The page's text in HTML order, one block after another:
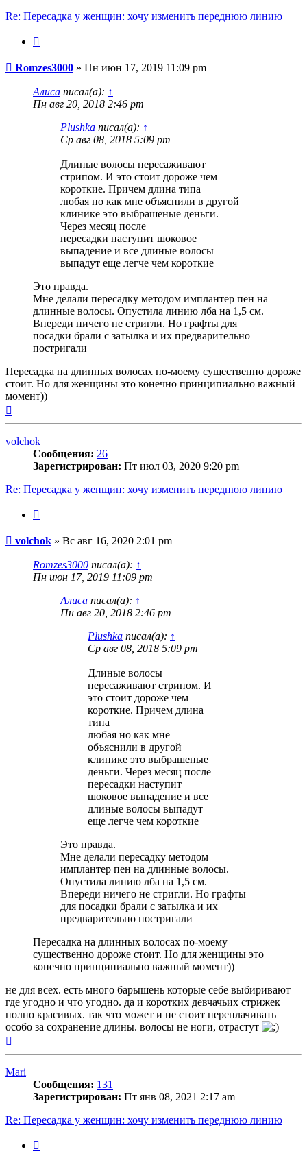
Re: Пересадка у женщин: хочу изменить переднюю линию
Сообщение
Romzes3000 » Пн июн 17, 2019 11:09 pm
Алиса писал(а): ↑
Пн авг 20, 2018 2:46 pm
Plushka писал(а): ↑
Ср авг 08, 2018 5:09 pm
Длиные волосы пересаживают
стрипом. И это стоит дороже чем
короткие. Причем длина типа
любая но как мне объяснили в другой
клинике это выбрашеные деньги.
Через месяц после
пересадки наступит шоковое
выпадение и все длиные волосы
выпадут еще легче чем короткие
Это правда.
Мне делали пересадку методом имплантер пен на
длинные волосы. Опустила линию лба на 1,5 см.
Впереди ничего не стригли. Но графты для
посадки брали с затылка и их предварительно
постригали
Пересадка на длинных волосах по-моему существенно дороже
стоит. Но для женщины это конечно принципиально важный
момент))
volchok
Сообщения: 26
Зарегистрирован: Пт июл 03, 2020 9:20 pm
Re: Пересадка у женщин: хочу изменить переднюю линию
Сообщение
volchok » Вс авг 16, 2020 2:01 pm
Romzes3000 писал(а): ↑
Пн июн 17, 2019 11:09 pm
Алиса писал(а): ↑
Пн авг 20, 2018 2:46 pm
Plushka писал(а): ↑
Ср авг 08, 2018 5:09 pm
Длиные волосы
пересаживают стрипом. И
это стоит дороже чем
короткие. Причем длина
типа
любая но как мне
объяснили в другой
клинике это выбрашеные
деньги. Через месяц после
пересадки наступит
шоковое выпадение и все
длиные волосы выпадут
еще легче чем короткие
Это правда.
Мне делали пересадку методом
имплантер пен на длинные волосы.
Опустила линию лба на 1,5 см.
Впереди ничего не стригли. Но графты
для посадки брали с затылка и их
предварительно постригали
Пересадка на длинных волосах по-моему
существенно дороже стоит. Но для женщины это
конечно принципиально важный момент))
не для всех. есть много барышень которые себе выбиривают
где угодно и что угодно. да и коротких девчачьих стрижек
полно красивых. так что может и не стоит переплачивать
особо за сохранение длины. волосы не ноги, отрастут
Mari
Сообщения: 131
Зарегистрирован: Пт янв 08, 2021 2:17 am
Re: Пересадка у женщин: хочу изменить переднюю линию